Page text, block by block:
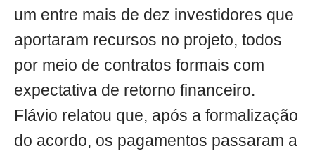
um entre mais de dez investidores que
aportaram recursos no projeto, todos
por meio de contratos formais com
expectativa de retorno financeiro.
Flávio relatou que, após a formalização
do acordo, os pagamentos passaram a